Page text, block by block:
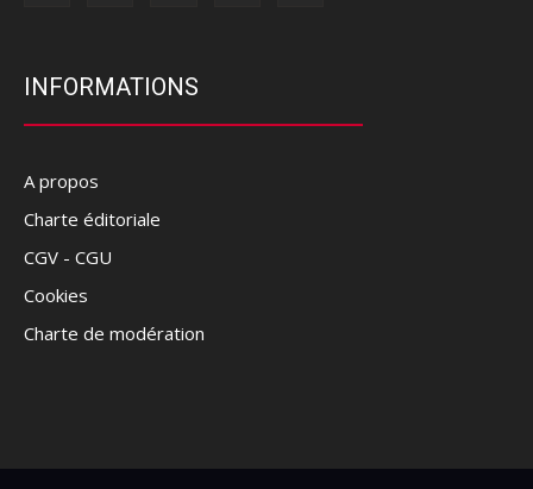
INFORMATIONS
A propos
Charte éditoriale
CGV - CGU
Cookies
Charte de modération